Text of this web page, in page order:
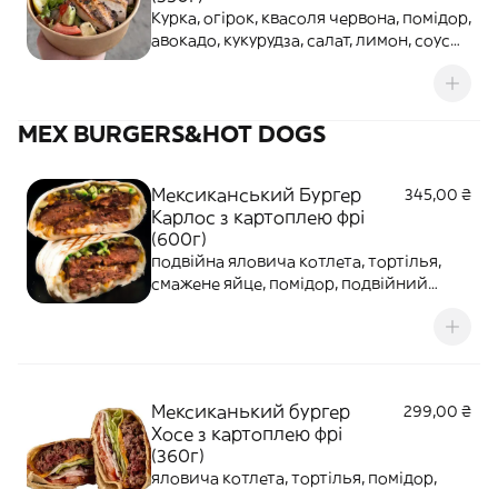
Курка, огірок, квасоля червона, помідор,
авокадо, кукурудза, салат, лимон, соус
MEX BURGERS&HOT DOGS
Мексиканський Бургер
Карлос з картоплею фрі
(600г)
345,00 ₴
подвійна яловича котлета, тортілья,
смажене яйце, помідор, подвійний
Мексиканький бургер
Хосе з картоплею фрі
(360г)
299,00 ₴
яловича котлета, тортілья, помідор,